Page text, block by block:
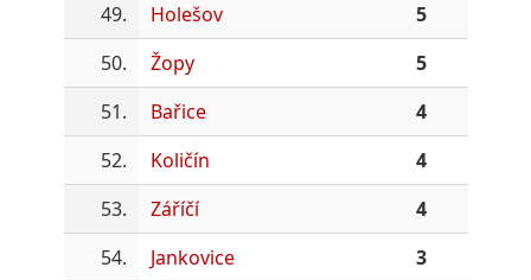
49.
Holešov
5
50.
Žopy
5
51.
Bařice
4
52.
Količín
4
53.
Záříčí
4
54.
Jankovice
3